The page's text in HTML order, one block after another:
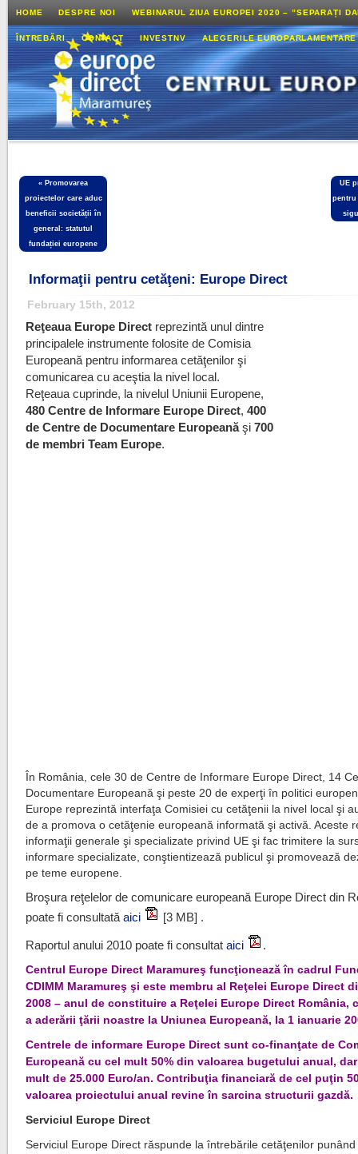
HOME DESPRE NOI WEBINARUL ZIUA EUROPEI 2020 – ”SEPARAȚI
ÎNTREBĂRI CONTACT INVESTNV ALEGERILE
« Promovarea
proiectelor care aduc
beneficii societății în
general: statutul
fundației europene
UE
pentru
Informaţii pentru cetăţeni: Europe Direct
February 15th, 2012
Reţeaua Europe Direct reprezintă unul dintre
principalele instrumente folosite de Comisia
Europeană pentru informarea cetăţenilor şi
comunicarea cu aceştia la nivel local.
Reţeaua cuprinde, la nivelul Uniunii Europene,
480 Centre de Informare Europe Direct,400
de Centre de Documentare Europeanăşi700
de membri Team Europe.
În România, cele 30 de Centre de Informare Europe Direct, 14
Documentare Europeană şi peste 20 de experţi în politici
Europe reprezintă interfaţa Comisiei cu cetăţenii la nivel local şi
de a promova o cetăţenie europeană informată şi activă. Aceste
informaţii generale şi specializate privind UE şi fac trimitere la
informare specializate, conştientizează publicul şi promovează
pe teme europene.
Broşura reţelelor de comunicare europeană Europe Direct din
poate fi consultatăaici [3 MB] .
Raportul anului 2010 poate fi consultataici .
Centrul Europe Direct Maramureş funcţionează în cadrul
CDIMM Maramureş şi este membru al Reţelei Europe Direct
2008 – anul de constituire a Reţelei Europe Direct România,
a aderării ţării noastre la Uniunea Europeană, la 1 ianuarie
Centrele de informare Europe Direct sunt co-finanţate de
Europeană cu cel mult 50% din valoarea bugetului anual,
mult de 25.000 Euro/an. Contribuţia financiară de cel puţin
valoarea proiectului anual revine în sarcina structurii gazdă.
Serviciul Europe Direct
Serviciul Europe Direct răspunde la întrebările cetăţenilor punând